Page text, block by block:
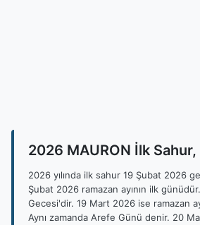
2026 MAURON İlk
2026 yılında ilk sahur 19 Şubat 2026
Şubat 2026 ramazan ayının ilk
Gecesi'dir. 19 Mart 2026 ise ramazan
Aynı zamanda Arefe Günü denir. 20